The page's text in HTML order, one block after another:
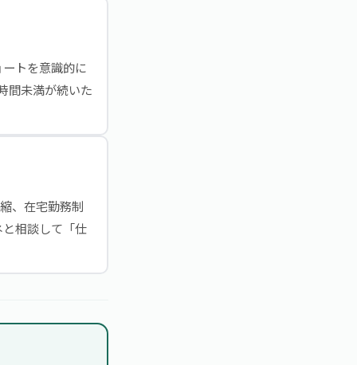
トを意識的に
間未満が続いた
、在宅勤務制
相談して「仕